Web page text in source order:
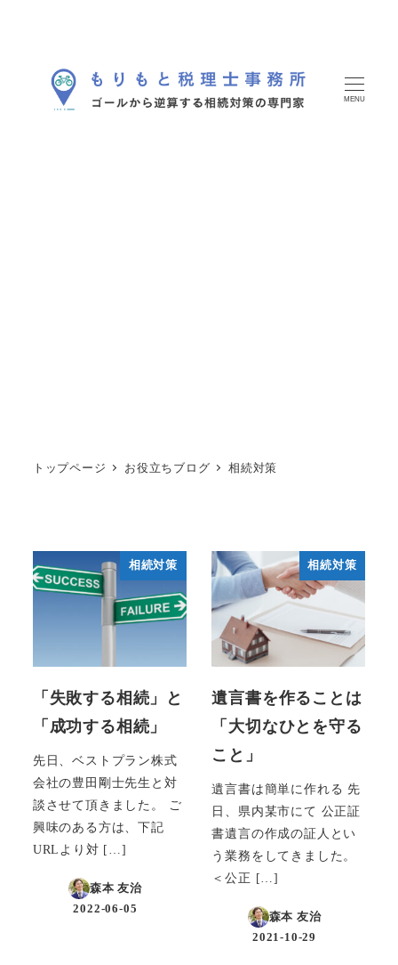
MENU
トップページ お役立ちブログ 相続対策
相続対策
「失敗する相続」と
「成功する相続」
先日、ベストプラン株式
会社の豊田剛士先生と対
談させて頂きました。 ご
興味のある方は、下記
URLより対 […]
森本 友治
2022-06-05
相続対策
遺言書を作ることは
「大切なひとを守る
こと」
遺言書は簡単に作れる 先
日、県内某市にて 公正証
書遺言の作成の証人とい
う業務をしてきました。
＜公正 […]
森本 友治
2021-10-29